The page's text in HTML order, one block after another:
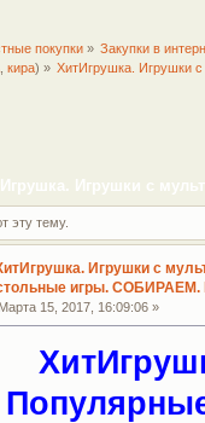
покупки » Закупки в
, кира) » ХитИгрушка. Игрушки
Игрушки с
эту тему.
Игрушки с
игры.
Марта 15, 2017, 16:09:06 »